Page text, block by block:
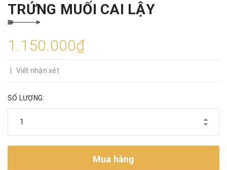
TRỨNG MUỐI CAI LẬY
1.150.000₫
Viết nhận xét
SỐ LƯỢNG:
Mua hàng